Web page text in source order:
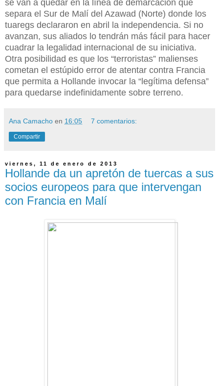
se van a quedar en la línea de demarcación que
separa el Sur de Malí del Azawad (Norte) donde los
tuaregs declararon en abril la independencia. Si no
avanzan, sus aliados lo tendrán más fácil para hacer
cuadrar la legalidad internacional de su iniciativa.
Otra posibilidad es que los “terroristas” malienses
cometan el estúpido error de atentar contra Francia
que permita a Hollande invocar la “legítima defensa”
para quedarse indefinidamente sobre terreno.
Ana Camacho en 16:05 7 comentarios:
Compartir
viernes, 11 de enero de 2013
Hollande da un apretón de tuercas a sus
socios europeos para que intervengan
con Francia en Malí